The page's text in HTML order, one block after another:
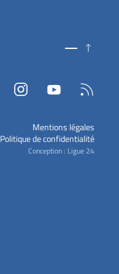
Mentions légales
Politique de confidentialité
Conception : Ligue 24